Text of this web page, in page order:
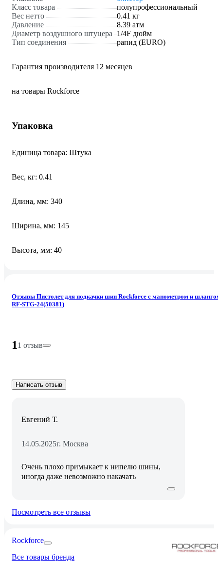
Класс товара
полупрофессиональный
Вес нетто
0.41 кг
Давление
8.39 атм
Диаметр воздушного штуцера
1/4F дюйм
Тип соединения
рапид (EURO)
Гарантия производителя 12 месяцев
на товары Rockforce
Упаковка
Единица товара: Штука
Вес, кг: 0.41
Длина, мм: 340
Ширина, мм: 145
Высота, мм: 40
Отзывы Пистолет для подкачки шин Rockforce с манометром и
RF-STG-24(50381)
11 отзыв
Написать отзыв
Евгений Т.
14.05.2025г. Москва
Очень плохо примыкает к нипелю шины,
иногда даже невозможно накачать
Посмотреть все отзывы
Rockforce
Все товары бренда